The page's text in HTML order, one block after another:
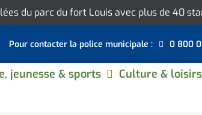
du parc du fort Louis avec plus de 40
Pour contacter la police municipale : 0 800
jeunesse & sports Culture & loisirs